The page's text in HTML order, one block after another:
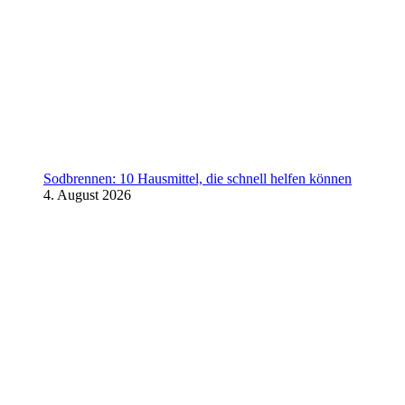
Sodbrennen: 10 Hausmittel, die schnell helfen können
4. August 2026